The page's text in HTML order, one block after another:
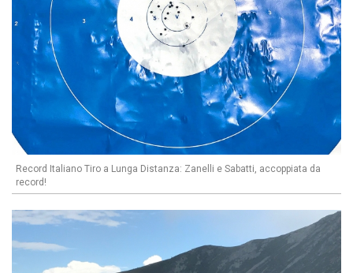
Record Italiano Tiro a Lunga Distanza: Zanelli e Sabatti, accoppiata da
record!